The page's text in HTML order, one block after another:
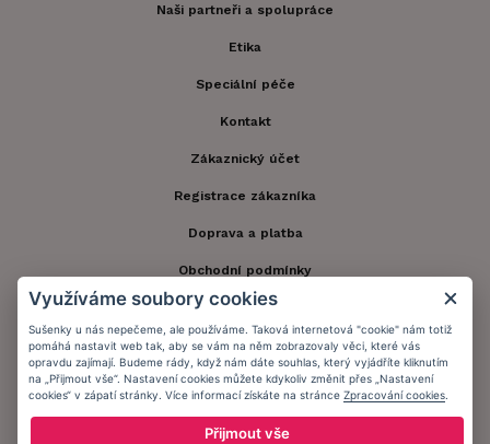
Naši partneři a spolupráce
Etika
Speciální péče
Kontakt
Zákaznický účet
Registrace zákazníka
Doprava a platba
Obchodní podmínky
Ochrana osobních údajů
Informační memorandum
Zůstaňte s námi v kontaktu.
Využíváme soubory cookies
Sušenky u nás nepečeme, ale používáme. Taková internetová "cookie" nám totiž
pomáhá nastavit web tak, aby se vám na něm zobrazovaly věci, které vás
opravdu zajímají. Budeme rády, když nám dáte souhlas, který vyjádříte kliknutím
na „Přijmout vše“. Nastavení cookies můžete kdykoliv změnit přes „Nastavení
cookies“ v zápatí stránky. Více informací získáte na stránce Zpracování cookies.
Přijmout vše